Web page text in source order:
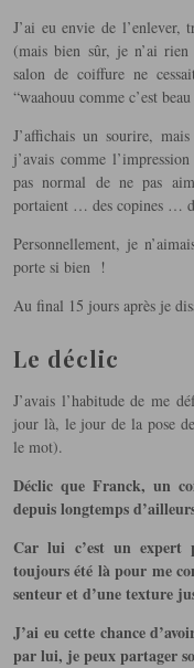
J’ai eu envie de l’enlever,
(mais bien sûr, je n’ai
salon de coiffure ne
“waahouu comme c’est
J’affichais un sourire,
j’avais comme
pas normal de ne pas
portaient … des copines …
Personnellement, je
porte si bien !
Au final 15 jours après je
Le déclic
J’avais l’habitude de me
jour là, le jour de la pose
le mot).
Déclic que Franck, un
depuis longtemps
Car lui c’est un expert
toujours été là pour me
senteur et d’une texture
J’ai eu cette chance
par lui, je peux partager